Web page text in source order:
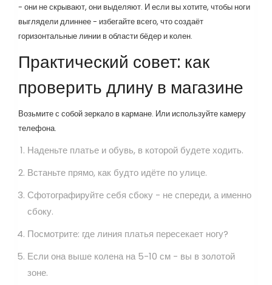
- они не скрывают, они выделяют. И если вы хотите, чтобы ноги
выглядели длиннее - избегайте всего, что создаёт
горизонтальные линии в области бёдер и колен.
Практический совет: как
проверить длину в магазине
Возьмите с собой зеркало в кармане. Или используйте камеру
телефона.
Наденьте платье и обувь, в которой будете ходить.
Встаньте прямо, как будто идёте по улице.
Сфотографируйте себя сбоку - не спереди, а именно
сбоку.
Посмотрите: где линия платья пересекает ногу?
Если она выше колена на 5-10 см - вы в золотой
зоне.